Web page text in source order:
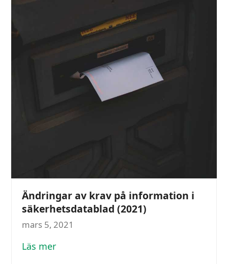
Ändringar av krav på information i
säkerhetsdatablad (2021)
mars 5, 2021
Läs mer